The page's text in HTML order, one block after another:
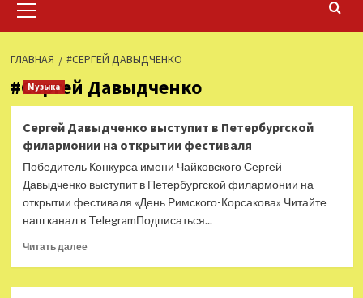
меню
ГЛАВНАЯ #СЕРГЕЙ ДАВЫДЧЕНКО
#Сергей Давыдченко
Музыка
Сергей Давыдченко выступит в Петербургской
филармонии на открытии фестиваля
Победитель Конкурса имени Чайковского Сергей
Давыдченко выступит в Петербургской филармонии на
открытии фестиваля «День Римского-Корсакова» Читайте
наш канал в TelegramПодписаться...
Читать далееПрочитать
Сергей